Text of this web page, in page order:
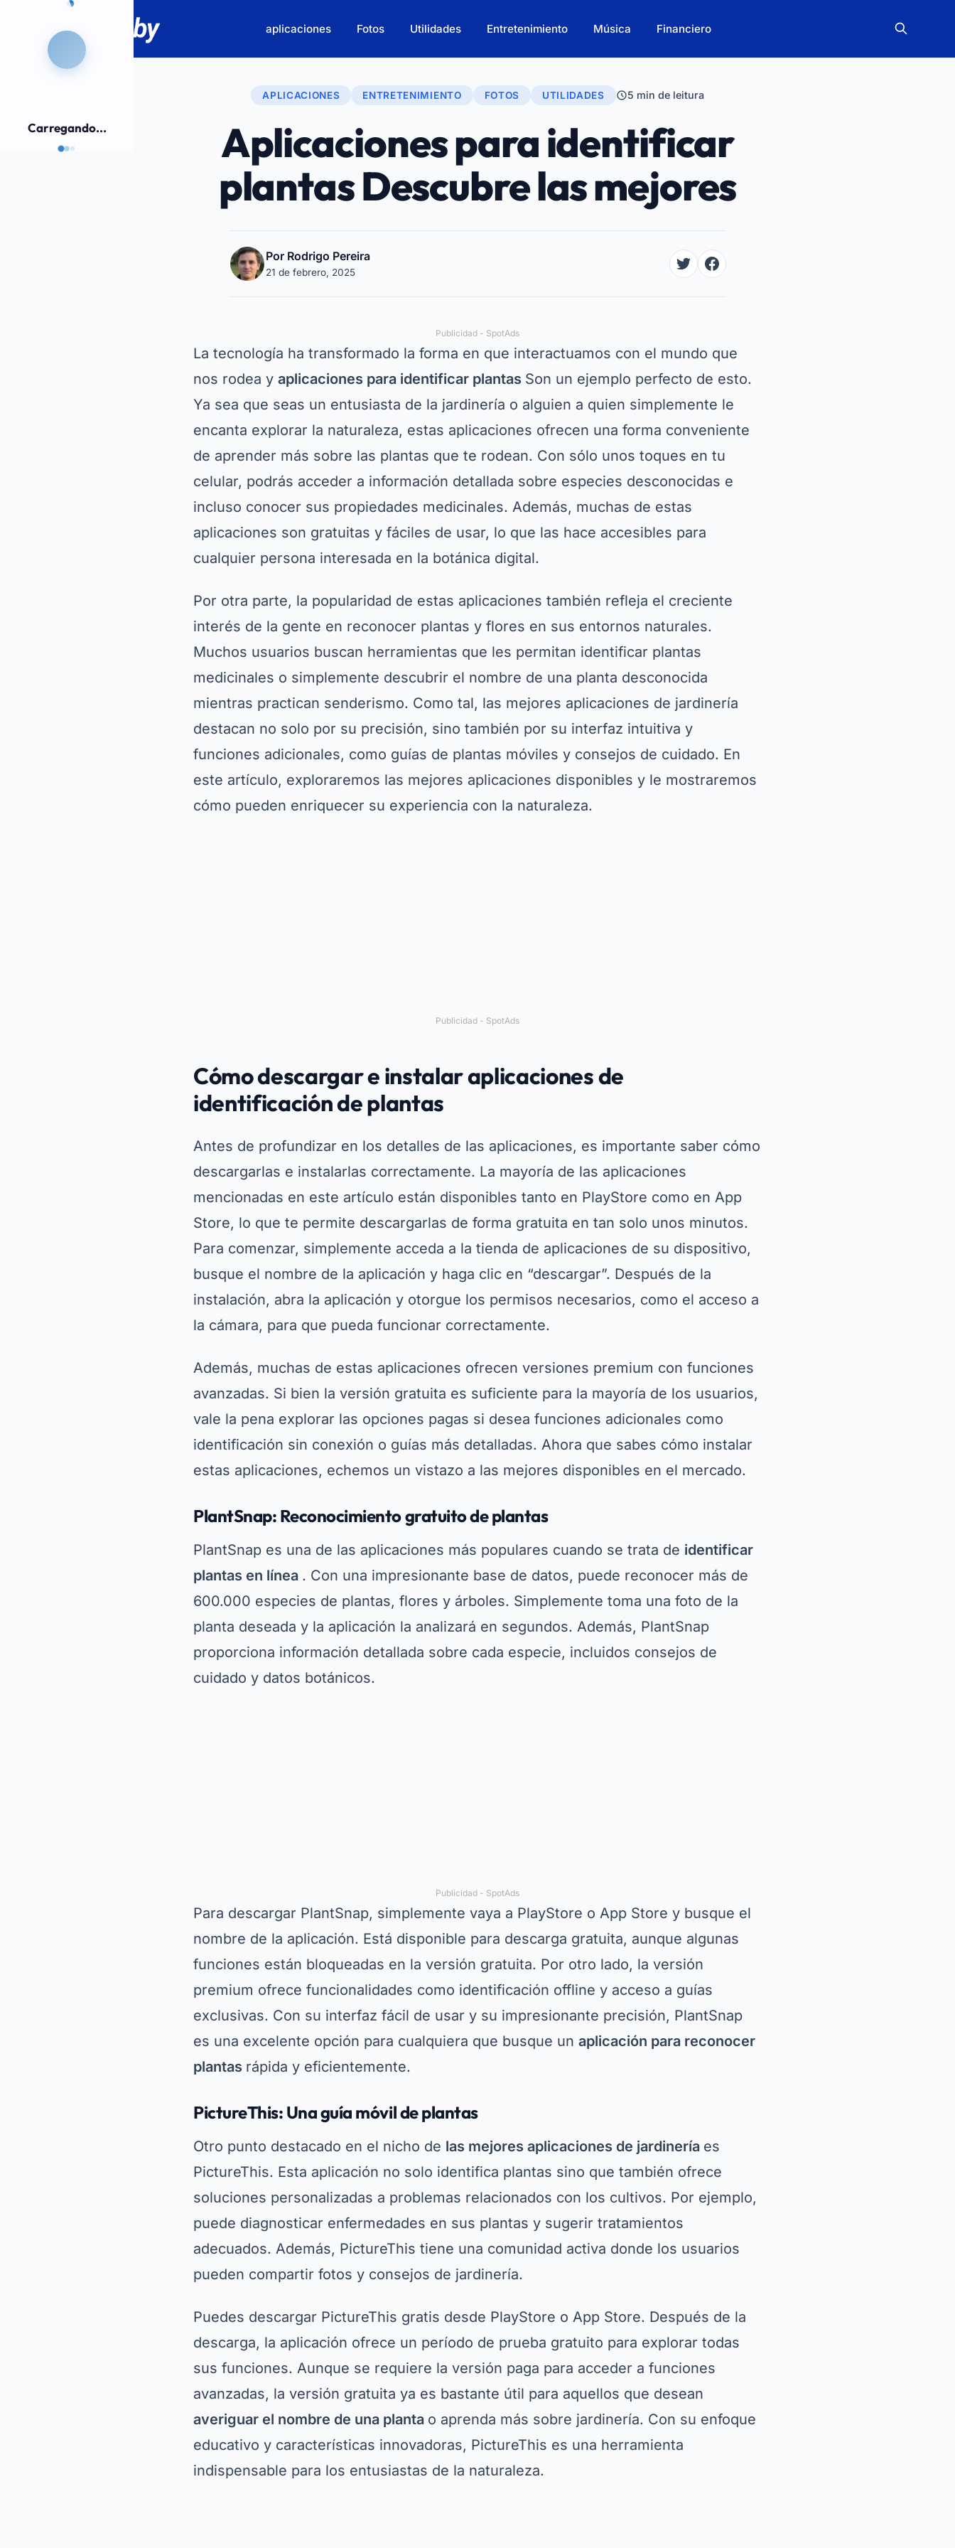
Carregando...
aplicaciones Fotos Utilidades Entretenimiento Música Financiero
APLICACIONES ENTRETENIMIENTO FOTOS UTILIDADES 5 min de leitura
Aplicaciones para identificar
plantas Descubre las mejores
Por Rodrigo Pereira
21 de febrero, 2025
Publicidad - SpotAds
La tecnología ha transformado la forma en que interactuamos con el mundo que
nos rodea y aplicaciones para identificar plantas Son un ejemplo perfecto de esto.
Ya sea que seas un entusiasta de la jardinería o alguien a quien simplemente le
encanta explorar la naturaleza, estas aplicaciones ofrecen una forma conveniente
de aprender más sobre las plantas que te rodean. Con sólo unos toques en tu
celular, podrás acceder a información detallada sobre especies desconocidas e
incluso conocer sus propiedades medicinales. Además, muchas de estas
aplicaciones son gratuitas y fáciles de usar, lo que las hace accesibles para
cualquier persona interesada en la botánica digital.
Por otra parte, la popularidad de estas aplicaciones también refleja el creciente
interés de la gente en reconocer plantas y flores en sus entornos naturales.
Muchos usuarios buscan herramientas que les permitan identificar plantas
medicinales o simplemente descubrir el nombre de una planta desconocida
mientras practican senderismo. Como tal, las mejores aplicaciones de jardinería
destacan no solo por su precisión, sino también por su interfaz intuitiva y
funciones adicionales, como guías de plantas móviles y consejos de cuidado. En
este artículo, exploraremos las mejores aplicaciones disponibles y le mostraremos
cómo pueden enriquecer su experiencia con la naturaleza.
mencionadas en este artículo están disponibles tanto en PlayStore como en App
Para comenzar, simplemente acceda a la tienda de aplicaciones de su dispositivo,
busque el nombre de la aplicación y haga clic en “descargar”. Después de la
instalación, abra la aplicación y otorgue los permisos necesarios, como el acceso a
la cámara, para que pueda funcionar correctamente.
Además, muchas de estas aplicaciones ofrecen versiones premium con funciones
avanzadas. Si bien la versión gratuita es suficiente para la mayoría de los usuarios,
vale la pena explorar las opciones pagas si desea funciones adicionales como
identificación sin conexión o guías más detalladas. Ahora que sabes cómo instalar
estas aplicaciones, echemos un vistazo a las mejores disponibles en el mercado.
PlantSnap: Reconocimiento gratuito de plantas
PlantSnap es una de las aplicaciones más populares cuando se trata de identificar
plantas en línea. Con una impresionante base de datos, puede reconocer más de
600.000 especies de plantas, flores y árboles. Simplemente toma una foto de la
planta deseada y la aplicación la analizará en segundos. Además, PlantSnap
proporciona información detallada sobre cada especie, incluidos consejos de
Para descargar PlantSnap, simplemente vaya a PlayStore o App Store y busque el
nombre de la aplicación. Está disponible para descarga gratuita, aunque algunas
funciones están bloqueadas en la versión gratuita. Por otro lado, la versión
premium ofrece funcionalidades como identificación offline y acceso a guías
exclusivas. Con su interfaz fácil de usar y su impresionante precisión, PlantSnap
es una excelente opción para cualquiera que busque un
adecuados. Además, PictureThis tiene una comunidad activa donde los usuarios
pueden compartir fotos y consejos de jardinería.
Puedes descargar PictureThis gratis desde PlayStore o App Store. Después de la
descarga, la aplicación ofrece un período de prueba gratuito para explorar todas
sus funciones. Aunque se requiere la versión paga para acceder a funciones
avanzadas, la versión gratuita ya es bastante útil para aquellos que desean
averiguar el nombre de una planta
indispensable para los entusiastas de la naturaleza.
Publicidad - SpotAds
Seek de iNaturalist: Herramientas de botánica digital
Seek de iNaturalist es una opción increíble para quienes buscanherramientas
digitales de botánica . Desarrollada por el equipo de iNaturalist, esta aplicación
utiliza inteligencia artificial para identificar plantas, animales y hongos. Una de las
utilizar sus funciones incluso sin conexión a Internet. Además, la aplicación anima
a los usuarios a explorar la biodiversidad local otorgándoles logros y recompensas
a medida que identifican nuevas especies.
Para descargar Seek, simplemente acceda a PlayStore o App Store y busque el
nombre de la aplicación. Está disponible para descarga gratuita y no tiene compras
dentro de la aplicación, lo que la convierte en una opción accesible para todos.